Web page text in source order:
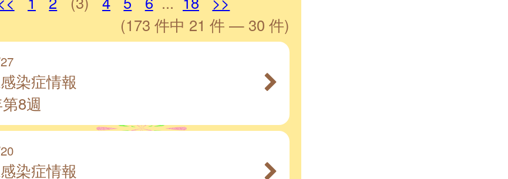
(173 件中 21 件 — 30 件)
染症情報
8週
染症情報